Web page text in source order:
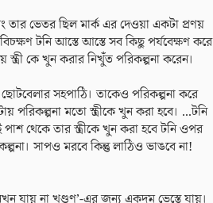
তার ভেতর ছিল মার্ক এর দেওয়া একটা প্রণয়
টনি আস্তে আস্তে সব কিছু পর্যবেক্ষণ করে
স্ত্রী কে খুন করার নিখুঁত পরিকল্পনা করেন।
সহপাঠি। তাকেও পরিকল্পনা করে
পরিকল্পনা মতো স্ত্রীকে খুন করা হবে। ...টনি
থেকে তার স্ত্রীকে খুন করা হবে টনি ওপর
সাপও মরবে কিন্তু লাঠিও ভাঙবে না!
যায় না খণ্ডণ’-এর জন্য একদম ভেস্তে যায়।